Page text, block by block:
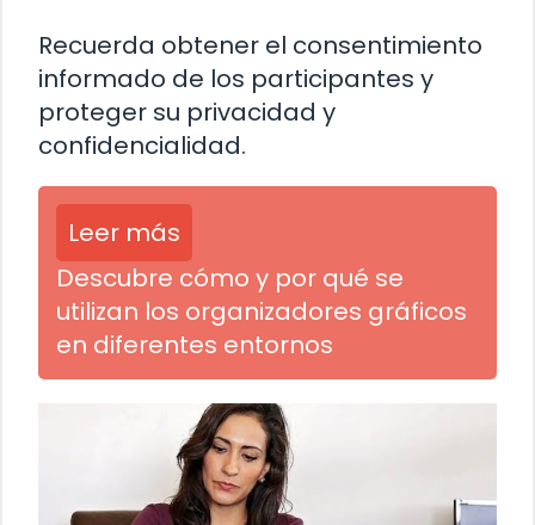
Recuerda obtener el consentimiento
informado de los participantes y
proteger su privacidad y
confidencialidad.
Leer más
Descubre cómo y por qué se
utilizan los organizadores gráficos
en diferentes entornos